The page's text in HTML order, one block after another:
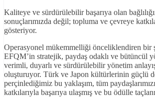
Kaliteye ve sürdürülebilir başarıya olan
sonuçlarımızda değil; topluma ve çevreye
gösteriyor.
Operasyonel mükemmelliği önceliklendiren bir
EFQM’in stratejik, paydaş odaklı ve bütüncül
verimli, duyarlı ve sürdürülebilir yönetim
oluşturuyor. Türk ve Japon kültürlerinin güçlü
perçinlediğimiz bu yaklaşım, tüm
katkılarıyla başarıya ulaşmış ve bu ödülle